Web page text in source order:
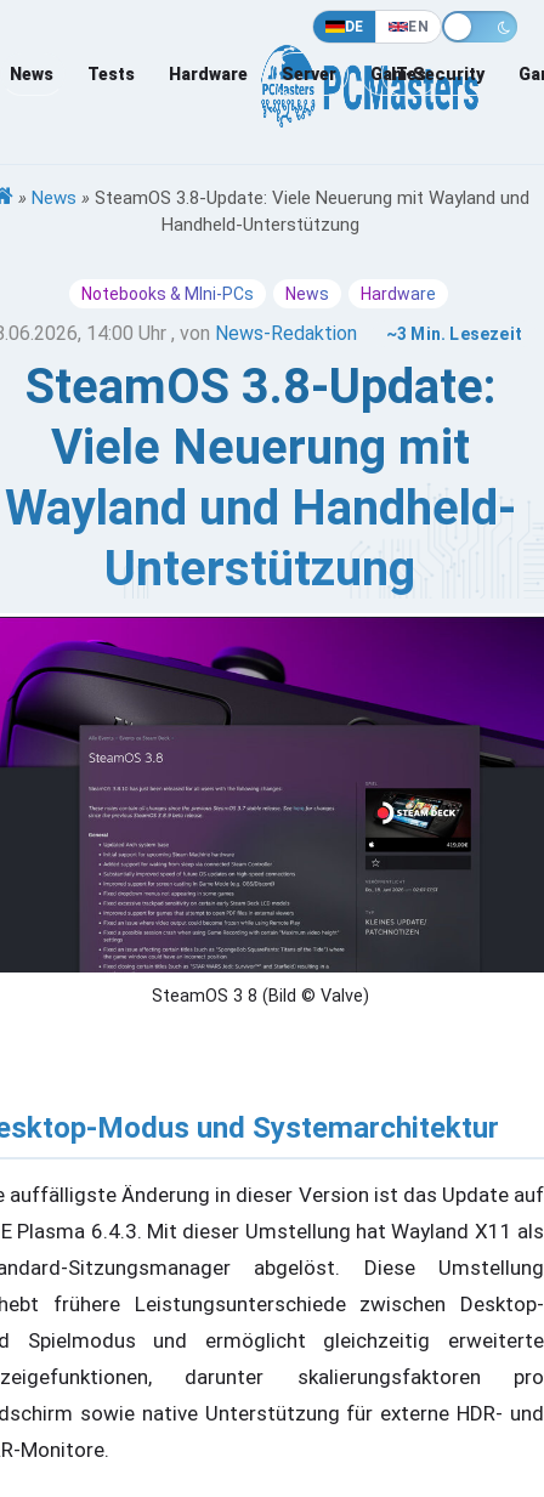
DE EN
News Tests Hardware Server Games
IT-Security
» News » SteamOS 3.8-Update: Viele Neuerung mit Wayland und
Handheld-Unterstützung
Notebooks & MIni-PCs News Hardware
14:00 Uhr , von News-Redaktion ~3 Min. Lesezeit
SteamOS 3.8-Update:
Viele Neuerung mit
Wayland und Handheld-
Unterstützung
hat SteamOS 3.8.10 veröffentlicht, ein umfassendes
das wesentliche Änderungen an der
der Desktop-Umgebung und der
sowohl für eigene als auch für
Geräte von Drittanbietern mit sich bringt.
SteamOS 3 8 (Bild © Valve)
Modus und Systemarchitektur
auffälligste Änderung in dieser Version ist das Update auf
Plasma 6.4.3. Mit dieser Umstellung hat Wayland X11 als
Sitzungsmanager abgelöst. Diese Umstellung
frühere Leistungsunterschiede zwischen Desktop-
Spielmodus und ermöglicht gleichzeitig erweiterte
darunter skalierungsfaktoren pro
sowie native Unterstützung für externe HDR- und
Monitore.